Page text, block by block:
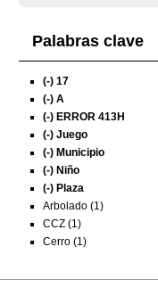
Palabras clave
(-) 17
(-) A
(-) ERROR 413H
(-) Juego
(-) Municipio
(-) Niño
(-) Plaza
Arbolado (1)
CCZ (1)
Cerro (1)